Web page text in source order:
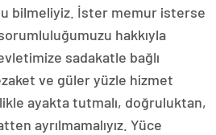
bilmeliyiz. İster memur isterse
hakkıyla
sadakatle bağlı
ve güler yüzle hizmet
ayakta tutmalı, doğruluktan,
ayrılmamalıyız. Yüce